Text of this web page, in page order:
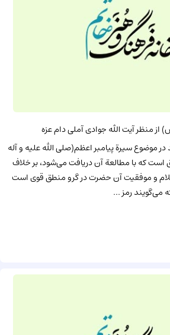
از منظر آیت الله جوادی آملی دام عزه
موضوع سیرة پیامبر اعظم(صلی الله علیه و آله
که با مطالعة آن دریافت می‌شود، بر خلاف
و موفقیت آن حضرت در گرو منطق قوی است
می‌گویند رمز ...